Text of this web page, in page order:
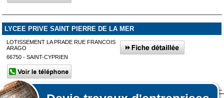
LYCEE PRIVE SAINT PIERRE DE LA MER
LOTISSEMENT LA PRADE RUE FRANCOIS
ARAGO
66750 - SAINT-CYPRIEN